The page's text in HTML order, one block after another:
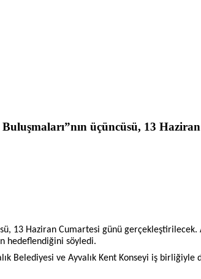
üçüncüsü, 13
13 Haziran Cumartesi günü
hedeflendiğini söyledi.
Belediyesi ve Ayvalık Kent Konseyi iş